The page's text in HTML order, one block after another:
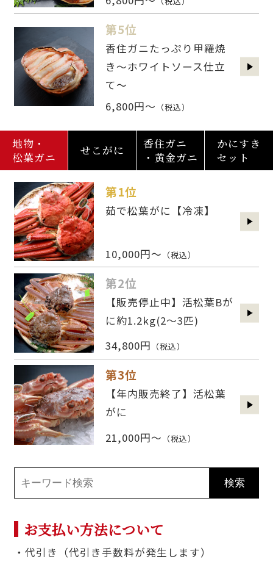
第5位
香住ガニたっぷり甲羅焼
き～ホワイトソース仕立
て～
6,800円～ （税込）
地物・
松葉ガニ
せこがに
香住ガニ
・黄金ガニ
かにすき
セット
第1位
茹で松葉がに【冷凍】
10,000円～ （税込）
第2位
【販売停止中】活松葉Bが
に約1.2kg(2〜3匹)
34,800円 （税込）
第3位
【年内販売終了】活松葉
がに
21,000円～ （税込）
お支払い方法について
・代引き（代引き手数料が発生します）